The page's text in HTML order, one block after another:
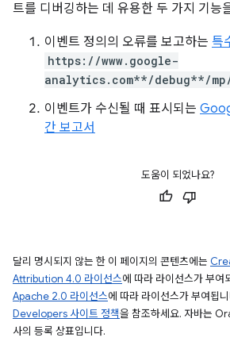
트를 디버깅하는 데 유용한 두 가지 기능
이벤트 정의의 오류를 보고하는 특
https://www.google-
analytics.com**/debug**/
이벤트가 수신될 때 표시되는
간 보고서
도움이 되었나요?
달리 명시되지 않는 한 이 페이지의 콘텐츠에는
Attribution 4.0 라이선스에 따라 라이선스가 부여
Apache 2.0 라이선스에 따라 라이선스가 부여됩
Developers 사이트 정책을 참조하세요. 자바는
사의 등록 상표입니다.